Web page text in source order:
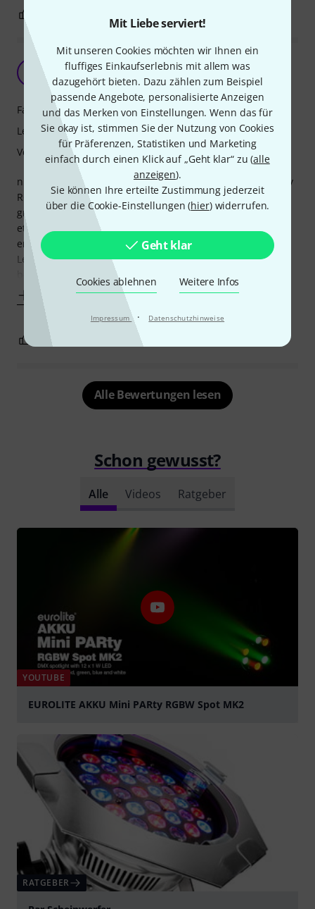
Mit Liebe serviert!
Mit unseren Cookies möchten wir Ihnen ein
fluffiges Einkaufserlebnis mit allem was
dazugehört bieten. Dazu zählen zum Beispiel
passende Angebote, personalisierte Anzeigen
und das Merken von Einstellungen. Wenn das für
Sie okay ist, stimmen Sie der Nutzung von Cookies
für Präferenzen, Statistiken und Marketing
einfach durch einen Klick auf „Geht klar“ zu (alle
anzeigen).
Sie können Ihre erteilte Zustimmung jederzeit
über die Cookie-Einstellungen (hier) widerrufen.
Geht klar
Cookies ablehnen Weitere Infos
Impressum · Datenschutzhinweise
Wunder gibt es immer wieder,
Jo aus Do 10.01.2025
nur in der Physik eher selten. Der Eurolite AKKU Mini PARty
RGBW Spot MK2 besitzt je drei Leds der Farben rot, blau,
grün und weiß. Dabei fehlt es den roten Leds im Vergleich
etwas an Leuchtkraft. Da Mischfarben erst an der Wand
entstehen, sind die Farbübergänge nicht so smooth wie
Leuchten mit mehrfarbigen Leds. Die Leuchtkraft ist eher
bescheiden, dafür hält der
Mehr anzeigen
Farbmischung
Leuchtkraft
Verarbeitung
BEWERTUNG MELDEN
Alle Bewertungen lesen
Schon gewusst?
Alle Videos Ratgeber
YOUTUBE
EUROLITE AKKU Mini PARty RGBW Spot MK2
RATGEBER